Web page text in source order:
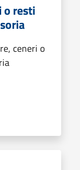
o resti
ceneri o